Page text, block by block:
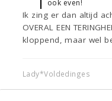
ook even!
Ik zing er dan altijd
OVERAL EEN
kloppend, maar wel
Lady*Voldedinges